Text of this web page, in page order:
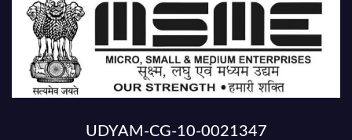
UDYAM-CG-10-0021347